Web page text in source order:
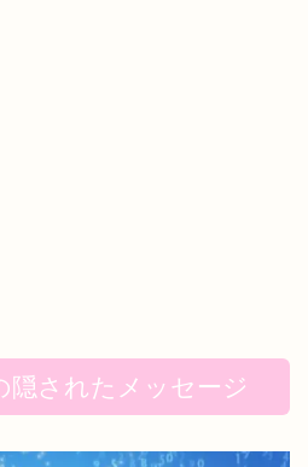
隠されたメッセージ